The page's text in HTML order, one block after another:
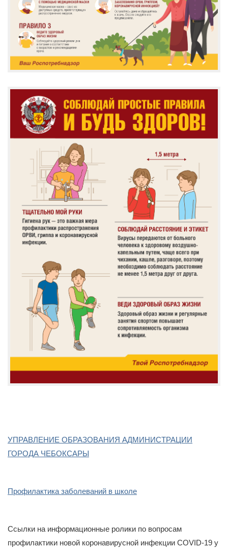
УПРАВЛЕНИЕ ОБРАЗОВАНИЯ АДМИНИСТРАЦИИ
ГОРОДА ЧЕБОКСАРЫ
Профилактика заболеваний в школе
Ссылки на информационные ролики по вопросам
профилактики новой коронавирусной инфекции COVID-19 у